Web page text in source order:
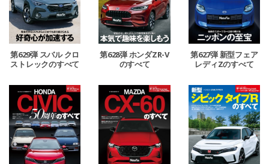
第629弾 スバル クロ
ストレックのすべて
第628弾 ホンダZR-V
のすべて
第627弾 新型フェア
レディZのすべて